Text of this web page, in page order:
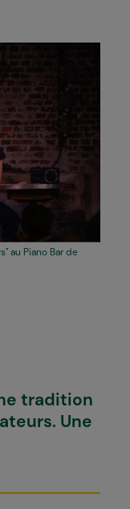
au Piano Bar de
tradition
Une